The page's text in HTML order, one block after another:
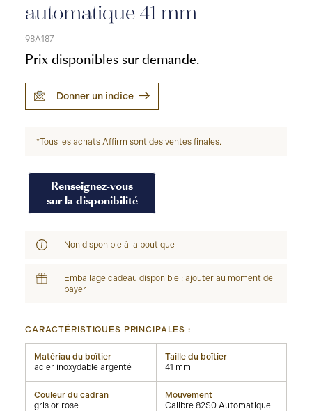
automatique 41 mm
98A187
Prix disponibles sur demande.
Donner un indice
*Tous les achats Affirm sont des ventes finales.
Renseignez-vous
sur la disponibilité
Non disponible à la boutique
Emballage cadeau disponible : ajouter au moment de
payer
CARACTÉRISTIQUES PRINCIPALES :
Matériau du boîtier
acier inoxydable argenté
Taille du boîtier
41 mm
Couleur du cadran
gris or rose
Mouvement
Calibre 82S0 Automatique